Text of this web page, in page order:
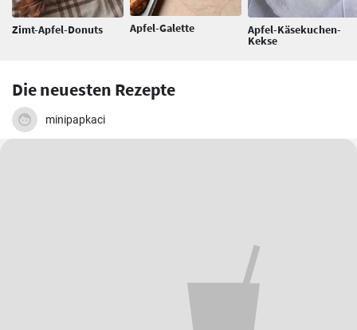
Zimt-Apfel-Donuts Apfel-Galette Apfel-Käsekuchen-
Kekse
Die neuesten Rezepte
minipapkaci